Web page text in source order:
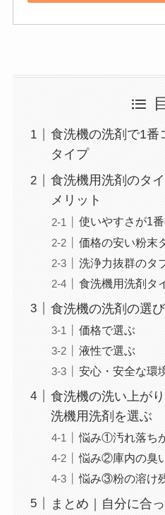
食洗機の洗剤で1番
タイプ
食洗機用洗剤のタ
メリット
使いやすさが1
価格の安い粉末
洗浄力抜群のタ
食洗機用洗剤タ
食洗機の洗剤の選
価格で選ぶ
液性で選ぶ
安心・安全な環
食洗機の洗い上が
洗機用洗剤を選ぶ
悩み①汚れ落ち
悩み②庫内の臭
悩み③粉の溶け
まとめ｜自分に合